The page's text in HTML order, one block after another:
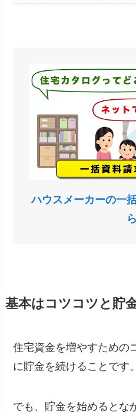
ハウスメーカーの一
ら
基本はコツコツと貯
住宅資金を増やすための
に貯金を続けることです。
でも、貯金を始めるとな